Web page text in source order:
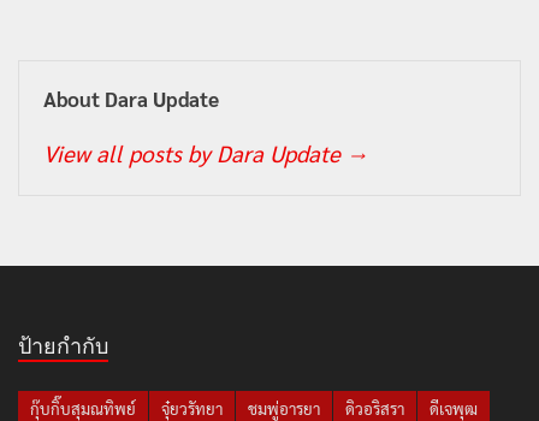
About Dara Update
View all posts by Dara Update →
ป้ายกำกับ
กุ๊บกิ๊บสุมณทิพย์ จุ๋ยวรัทยา ชมพู่อารยา ดิวอริสรา
ดีเจพุฒ